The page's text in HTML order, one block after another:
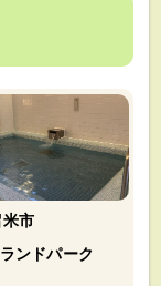
市
ンドパーク